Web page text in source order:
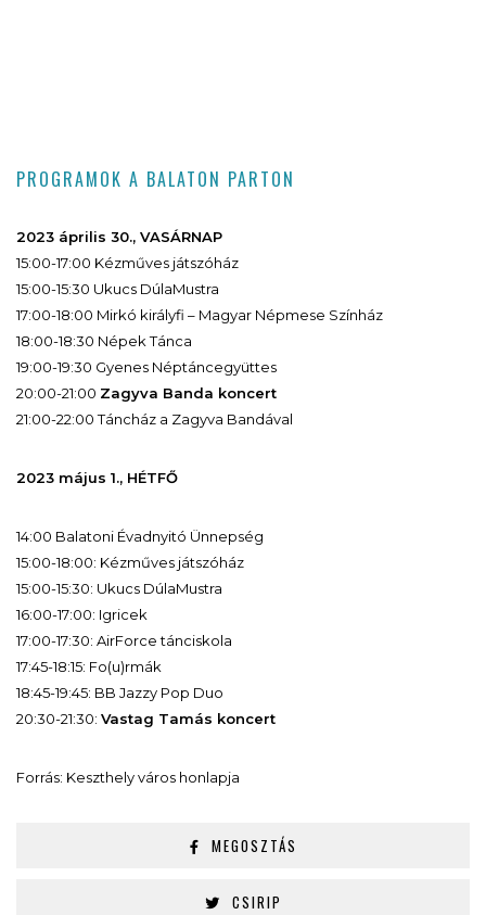
PROGRAMOK A BALATON PARTON
2023 április 30., VASÁRNAP
15:00-17:00 Kézműves játszóház
15:00-15:30 Ukucs DúlaMustra
17:00-18:00 Mirkó királyfi – Magyar Népmese Színház
18:00-18:30 Népek Tánca
19:00-19:30 Gyenes Néptáncegyüttes
20:00-21:00 Zagyva Banda koncert
21:00-22:00 Táncház a Zagyva Bandával
2023 május 1., HÉTFŐ
14:00 Balatoni Évadnyitó Ünnepség
15:00-18:00: Kézműves játszóház
15:00-15:30: Ukucs DúlaMustra
16:00-17:00: Igricek
17:00-17:30: AirForce tánciskola
17:45-18:15: Fo(u)rmák
18:45-19:45: BB Jazzy Pop Duo
20:30-21:30: Vastag Tamás koncert
Forrás: Keszthely város honlapja
MEGOSZTÁS
CSIRIP